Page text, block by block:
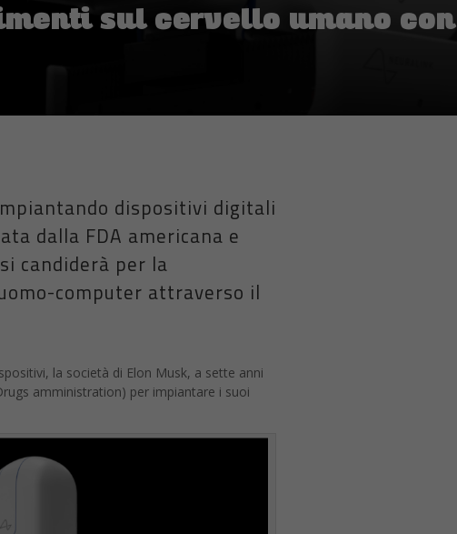
sul cervello umano con
dispositivi digitali
dalla FDA americana e
candiderà per la
computer attraverso il
la società di Elon Musk, a sette anni
amministration) per impiantare i suoi